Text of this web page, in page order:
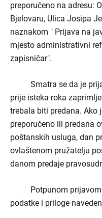
preporučeno na adresu:
Bjelovaru, Ulica Josipa
naznakom " Prijava na
mjesto administrativni
zapisničar".
Smatra se da je
prije isteka roka
trebala biti predana. Ako
preporučeno ili predana
poštanskih usluga, dan
ovlaštenom pružatelju
danom predaje
Potpunom prijavom
podatke i priloge